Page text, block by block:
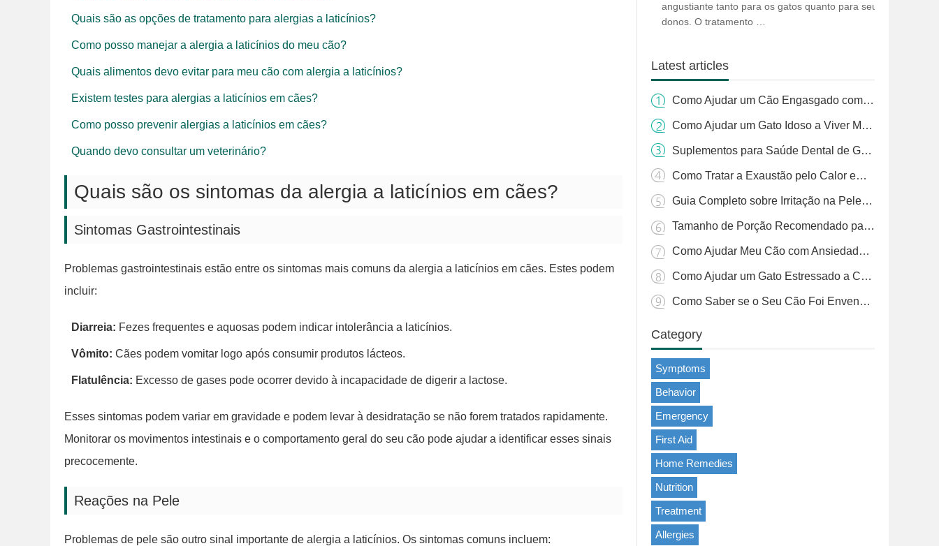
Quais são as opções de tratamento para alergias a laticínios?
Como posso manejar a alergia a laticínios do meu cão?
Quais alimentos devo evitar para meu cão com alergia a laticínios?
Existem testes para alergias a laticínios em cães?
Como posso prevenir alergias a laticínios em cães?
Quando devo consultar um veterinário?
Quais são os sintomas da alergia a laticínios em cães?
Sintomas Gastrointestinais
Problemas gastrointestinais estão entre os sintomas mais comuns da alergia a laticínios em cães. Estes podem
incluir:
Diarreia: Fezes frequentes e aquosas podem indicar intolerância a laticínios.
Vômito: Cães podem vomitar logo após consumir produtos lácteos.
Flatulência: Excesso de gases pode ocorrer devido à incapacidade de digerir a lactose.
Esses sintomas podem variar em gravidade e podem levar à desidratação se não forem tratados rapidamente.
Monitorar os movimentos intestinais e o comportamento geral do seu cão pode ajudar a identificar esses sinais
precocemente.
Reações na Pele
Problemas de pele são outro sinal importante de alergia a laticínios. Os sintomas comuns incluem:
angustiante tanto para os gatos quanto para seus
donos. O tratamento …
Latest articles
Como Ajudar um Cão Engasgado com Grama: Um Guia Completo
Como Ajudar um Gato Idoso a Viver Mais
Suplementos para Saúde Dental de Gatos: Guia Essencial para Donos de Animais
Como Tratar a Exaustão pelo Calor em Cães: Um Guia Completo
Guia Completo sobre Irritação na Pele de Gatos e Tratamento de Pulgas
Tamanho de Porção Recomendado para Cães: Um Guia Completo
Como Ajudar Meu Cão com Ansiedade de Separação à Noite
Como Ajudar um Gato Estressado a Comer: Estratégias Práticas
Como Saber se o Seu Cão Foi Envenenado por um Sapo
Category
Symptoms
Behavior
Emergency
First Aid
Home Remedies
Nutrition
Treatment
Allergies